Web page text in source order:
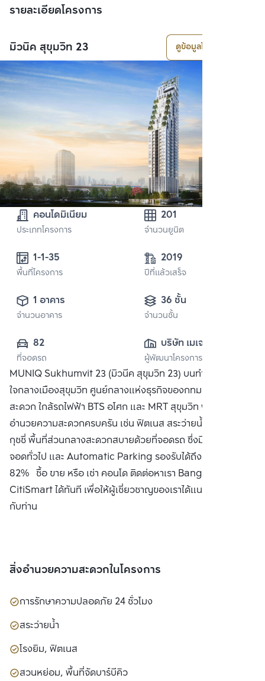
รายละเอียดโครงการ
มิวนิค สุขุมวิท 23 ดูข้อมูลโครงการ
คอนโดมิเนียม
ประเภทโครงการ
201
จำนวนยูนิต
พื้นที่โครงการ
2019
ปีที่แล้วเสร็จ
1 อาคาร
จำนวนอาคาร
36 ชั้น
จำนวนชั้น
82
ที่จอดรถ
บริษัท เมเจอร์ ดี
เวลลอปเมนท์ จำกัด
(มหาชน)
ผู้พัฒนาโครงการ
MUNIQ Sukhumvit 23 (มิวนีค สุขุมวิท 23) บนทำเลศักยภาพ
ใจกลางเมืองสุขุมวิท ศูนย์กลางแห่งธุรกิจของกทม. เดินทาง
สะดวก ใกล้รถไฟฟ้า BTS อโศก และ MRT สุขุมวิท พร้อมสิ่ง
อำนวยความสะดวกครบครัน เช่น ฟิตเนส สระว่ายน้ำลอยฟ้า จา
กุชชี่ พื้นที่ส่วนกลางสะดวกสบายด้วยที่จอดรถ ซึ่งมีพื้นที่สำหรับ
จอดทั่วไป และ Automatic Parking รองรับได้ถึง 166 คัน หรือ
82% ซื้อ ขาย หรือ เช่า คอนโด ติดต่อหาเรา Bangkok
CitiSmart ได้ทันที เพื่อให้ผู้เชี่ยวชาญของเราได้แนะนำคอนโดให้
กับท่าน
สิ่งอำนวยความสะดวกในโครงการ
การรักษาความปลอดภัย 24 ชั่วโมง
สระว่ายน้ำ
โรงยิม, ฟิตเนส
สวนหย่อม, พื้นที่จัดบาร์บีคิว